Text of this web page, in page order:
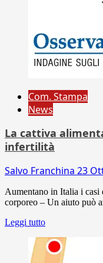
Com. Stampa
News
La cattiva
infertilità
Salvo Franchina 23
Aumentano in Italia i
corporeo – Un aiuto può
Leggi tutto